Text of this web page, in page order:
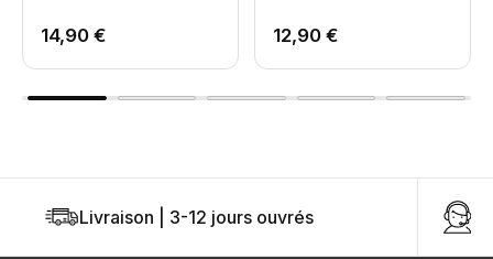
14,90 € 12,90 €
Livraison | 3-12 jours ouvrés